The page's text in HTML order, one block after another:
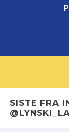
SISTE FRA